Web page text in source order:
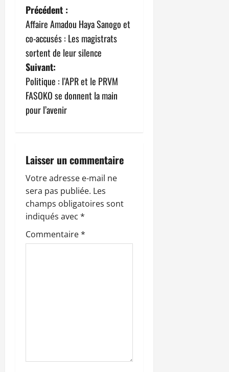
N
a
v
i
g
a
i
o
n
d
’
c
Précédent :
Affaire Amadou Haya Sanogo et
co-accusés : Les magistrats
sortent de leur silence
Suivant:
Politique : l’APR et le PRVM
FASOKO se donnent la main
pour l’avenir
Laisser un commentaire
Votre adresse e-mail ne
sera pas publiée. Les
champs obligatoires sont
indiqués avec *
Commentaire*